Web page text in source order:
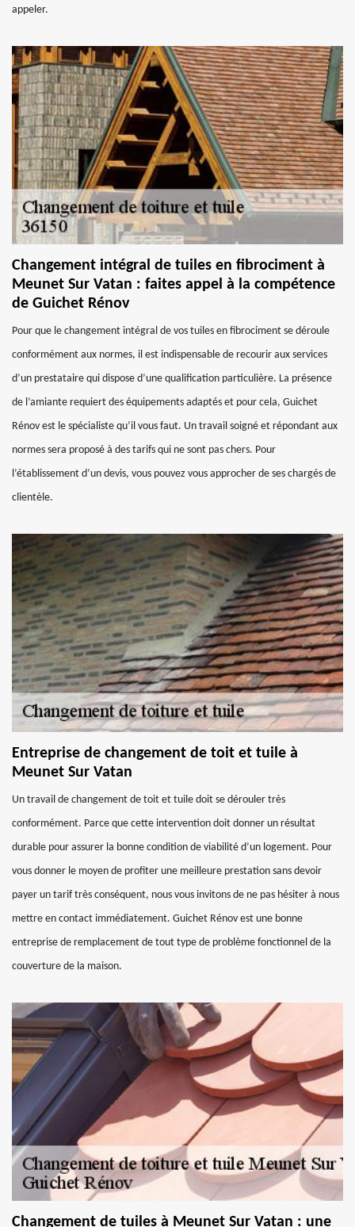
appeler.
Changement intégral de tuiles en fibrociment à
Meunet Sur Vatan : faites appel à la compétence
de Guichet Rénov
Pour que le changement intégral de vos tuiles en fibrociment se déroule
conformément aux normes, il est indispensable de recourir aux services
d’un prestataire qui dispose d’une qualification particulière. La présence
de l’amiante requiert des équipements adaptés et pour cela, Guichet
Rénov est le spécialiste qu’il vous faut. Un travail soigné et répondant aux
normes sera proposé à des tarifs qui ne sont pas chers. Pour
l’établissement d’un devis, vous pouvez vous approcher de ses chargés de
clientèle.
Entreprise de changement de toit et tuile à
Meunet Sur Vatan
Un travail de changement de toit et tuile doit se dérouler très
conformément. Parce que cette intervention doit donner un résultat
durable pour assurer la bonne condition de viabilité d’un logement. Pour
vous donner le moyen de profiter une meilleure prestation sans devoir
payer un tarif très conséquent, nous vous invitons de ne pas hésiter à nous
mettre en contact immédiatement. Guichet Rénov est une bonne
entreprise de remplacement de tout type de problème fonctionnel de la
couverture de la maison.
Changement de tuiles à Meunet Sur Vatan : une